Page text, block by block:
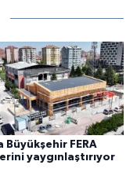
Büyükşehir FERA
yaygınlaştırıyor